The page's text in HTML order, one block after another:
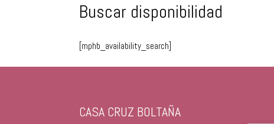
Buscar disponibilidad
[mphb_availability_search]
CASA CRUZ BOLTAÑA